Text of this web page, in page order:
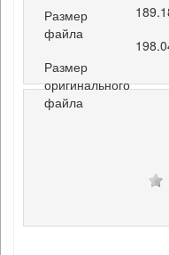
Размер
файла
Размер
оригинального
файла